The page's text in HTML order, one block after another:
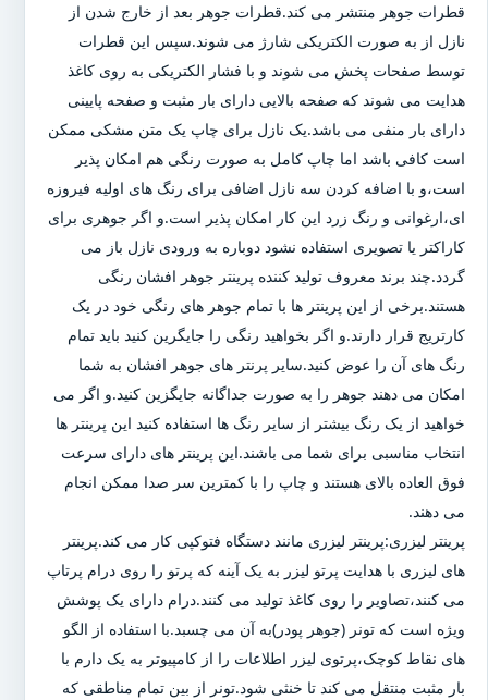
قطرات جوهر منتشر می کند.قطرات جوهر بعد از خارج شدن از
نازل از به صورت الکتریکی شارژ می شوند.سپس این قطرات
توسط صفحات پخش می شوند و با فشار الکتریکی به روی کاغذ
هدایت می شوند که صفحه بالایی دارای بار مثبت و صفحه پایینی
دارای بار منفی می باشد.یک نازل برای چاپ یک متن مشکی ممکن
است کافی باشد اما چاپ کامل به صورت رنگی هم امکان پذیر
است،و با اضافه کردن سه نازل اضافی برای رنگ های اولیه فیروزه
ای،ارغوانی و رنگ زرد این کار امکان پذیر است.و اگر جوهری برای
کاراکتر یا تصویری استفاده نشود دوباره به ورودی نازل باز می
گردد.چند برند معروف تولید کننده پرینتر جوهر افشان رنگی
هستند.برخی از این پرینتر ها با تمام جوهر های رنگی خود در یک
کارتریج قرار دارند.و اگر بخواهید رنگی را جایگرین کنید باید تمام
رنگ های آن را عوض کنید.سایر پرنتر های جوهر افشان به شما
امکان می دهند جوهر را به صورت جداگانه جایگزین کنید.و اگر می
خواهید از یک رنگ بیشتر از سایر رنگ ها استفاده کنید این پرینتر ها
انتخاب مناسبی برای شما می باشند.این پرینتر های دارای سرعت
فوق العاده بالای هستند و چاپ را با کمترین سر صدا ممکن انجام
می دهند.
پرینتر لیزری:پرینتر لیزری مانند دستگاه فتوکپی کار می کند.پرینتر
های لیزری با هدایت پرتو لیزر به یک آینه که پرتو را روی درام پرتاپ
می کنند،تصاویر را روی کاغذ تولید می کنند.درام دارای یک پوشش
ویژه است که تونر (جوهر پودر)به آن می چسبد.با استفاده از الگو
های نقاط کوچک،پرتوی لیزر اطلاعات را از کامپیوتر به یک دارم با
بار مثبت منتقل می کند تا خنثی شود.تونر از بین تمام مناطقی که